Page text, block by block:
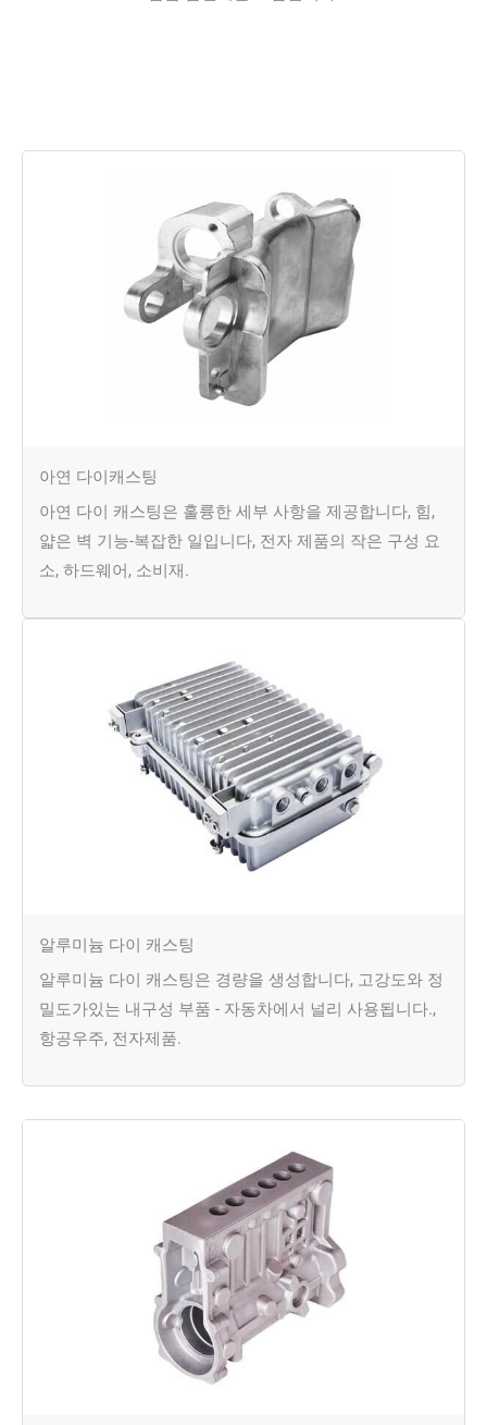
아연 다이캐스팅
아연 다이 캐스팅은 훌륭한 세부 사항을 제공합니다, 힘,
얇은 벽 기능-복잡한 일입니다, 전자 제품의 작은 구성 요
소, 하드웨어, 소비재.
알루미늄 다이 캐스팅
알루미늄 다이 캐스팅은 경량을 생성합니다, 고강도와 정
밀도가있는 내구성 부품 - 자동차에서 널리 사용됩니다.,
항공우주, 전자제품.